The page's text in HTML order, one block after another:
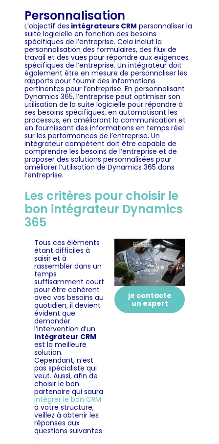
Personnalisation
L’objectif des intégrateurs CRM personnaliser la
suite logicielle en fonction des besoins
spécifiques de l’entreprise. Cela inclut la
personnalisation des formulaires, des flux de
travail et des vues pour répondre aux exigences
spécifiques de l’entreprise. Un intégrateur doit
également être en mesure de personnaliser les
rapports pour fournir des informations
pertinentes pour l’entreprise. En personnalisant
Dynamics 365, l’entreprise peut optimiser son
utilisation de la suite logicielle pour répondre à
ses besoins spécifiques, en automatisant les
processus, en améliorant la communication et
en fournissant des informations en temps réel
sur les performances de l’entreprise. Un
intégrateur compétent doit être capable de
comprendre les besoins de l’entreprise et de
proposer des solutions personnalisées pour
améliorer l’utilisation de Dynamics 365 dans
l’entreprise.
Les critères pour choisir le
bon intégrateur Dynamics
365
Tous ces éléments
étant difficiles à
saisir et à
rassembler dans un
temps
suffisamment court
pour être cohérent
avec vos besoins au
quotidien, il devient
évident que
demander
l’intervention d’un
intégrateur CRM
est la meilleure
solution.
Cependant, n’est
pas spécialiste qui
veut. Aussi, afin de
choisir le bon
partenaire qui saura
intégrer le bon CRM
à votre structure,
veillez à obtenir les
réponses aux
questions suivantes
:
je contacte
un expert